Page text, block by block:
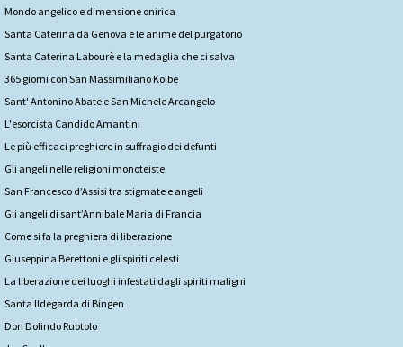
Mondo angelico e dimensione onirica
Santa Caterina da Genova e le anime del purgatorio
Santa Caterina Labourè e la medaglia che ci salva
365 giorni con San Massimiliano Kolbe
Sant' Antonino Abate e San Michele Arcangelo
L'esorcista Candido Amantini
Le più efficaci preghiere in suffragio dei defunti
Gli angeli nelle religioni monoteiste
San Francesco d’Assisi tra stigmate e angeli
Gli angeli di sant’Annibale Maria di Francia
Come si fa la preghiera di liberazione
Giuseppina Berettoni e gli spiriti celesti
La liberazione dei luoghi infestati dagli spiriti maligni
Santa Ildegarda di Bingen
Don Dolindo Ruotolo